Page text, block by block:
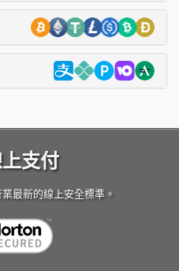
支付
最新的線上安全標準。